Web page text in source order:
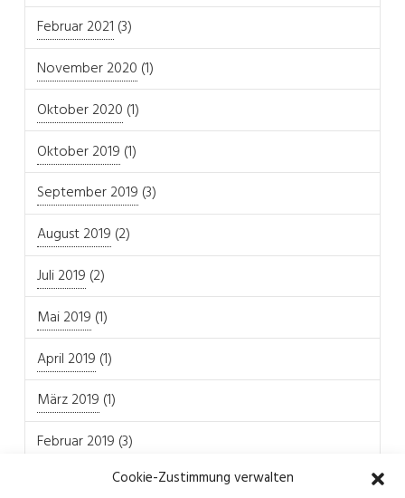
Cookie-Zustimmung verwalten
Februar 2021 (3)
November 2020 (1)
Oktober 2020 (1)
Oktober 2019 (1)
September 2019 (3)
August 2019 (2)
Juli 2019 (2)
Mai 2019 (1)
April 2019 (1)
März 2019 (1)
Februar 2019 (3)